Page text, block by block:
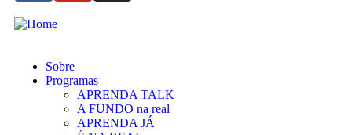
Sobre
Programas
APRENDA TALK
A FUNDO na real
APRENDA JÁ